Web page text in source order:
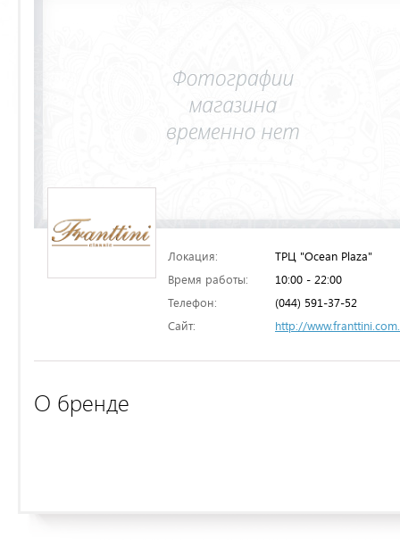
Локация:
ТРЦ "Ocean Plaza"
Время работы:
10:00 - 22:00
Телефон:
(044) 591-37-52
Сайт:
http://
О бренде